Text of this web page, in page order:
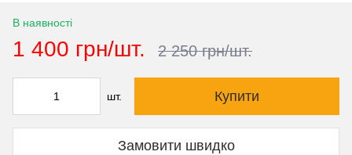
В наявності
1 400 грн/шт. 2 250 грн/шт.
шт. Купити
Замовити швидко